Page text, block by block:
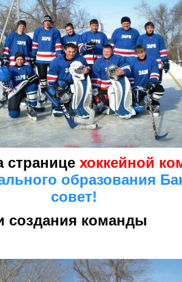
странице хоккейной
образования
совет!
создания команды